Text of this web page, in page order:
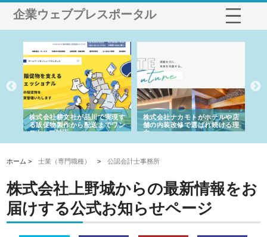
企業ウェブプレスポータル
株式会社耕文社が品川で実現す
る販促物製作から配送までワン
ストップ対応
株式会社ナカモトがホテルや店
舗の内装改修で選ばれ続ける理
由
ホーム >士業（専門職種） >公認会計士事務所
株式会社上野城からの最新情報をお
届けする公式お知らせページ